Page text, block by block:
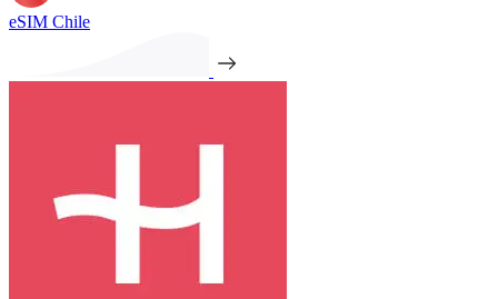
eSIM Chile